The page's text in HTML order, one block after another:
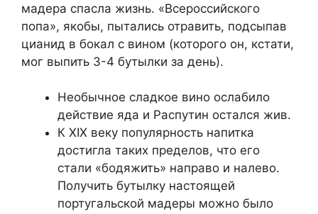
мадера спасла жизнь. «Всероссийского
попа», якобы, пытались отравить, подсыпав
цианид в бокал с вином (которого он, кстати,
мог выпить 3-4 бутылки за день).
Необычное сладкое вино ослабило
действие яда и Распутин остался жив.
К XIX веку популярность напитка
достигла таких пределов, что его
стали «бодяжить» направо и налево.
Получить бутылку настоящей
португальской мадеры можно было